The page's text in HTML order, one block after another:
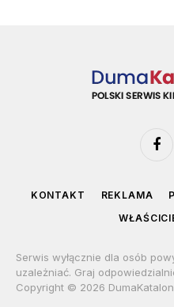
KONTAKT REKLAMA
Serwis wyłącznie dla osób
uzależniać. Graj
Copyright © 2026